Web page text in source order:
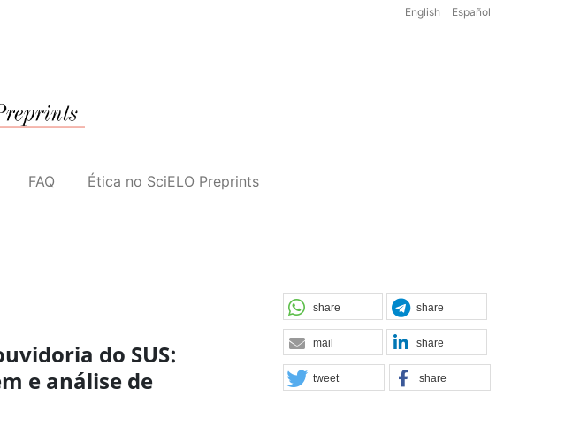
English Español
FAQ Ética no SciELO Preprints
do SUS:
e análise de
share share
mail share
tweet share